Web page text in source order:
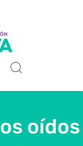
oídos